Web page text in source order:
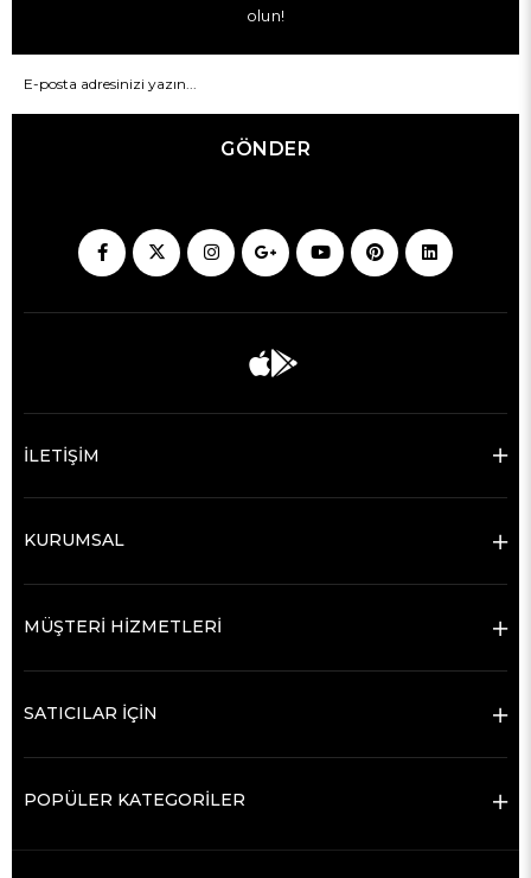
olun!
GÖNDER
İLETİŞİM
KURUMSAL
MÜŞTERİ HİZMETLERİ
SATICILAR İÇİN
POPÜLER KATEGORİLER